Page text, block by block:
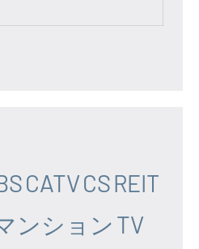
CATVCSREIT
ンション TV